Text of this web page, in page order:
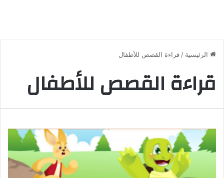
الرئيسية / قراءة القصص للأطفال
قراءة القصص للأطفال